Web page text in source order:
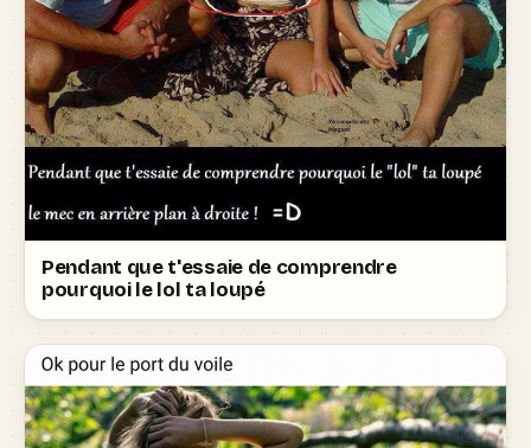
Pendant que t'essaie de comprendre
pourquoi le lol ta loupé